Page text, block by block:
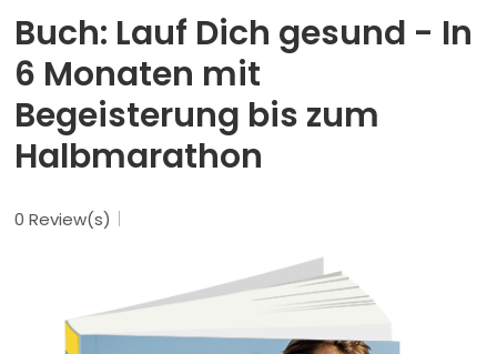
About us
Dr. Feil Strategy
Buch: Lauf Dich gesund - In
6 Monaten mit
Begeisterung bis zum
Halbmarathon
0 Review(s)